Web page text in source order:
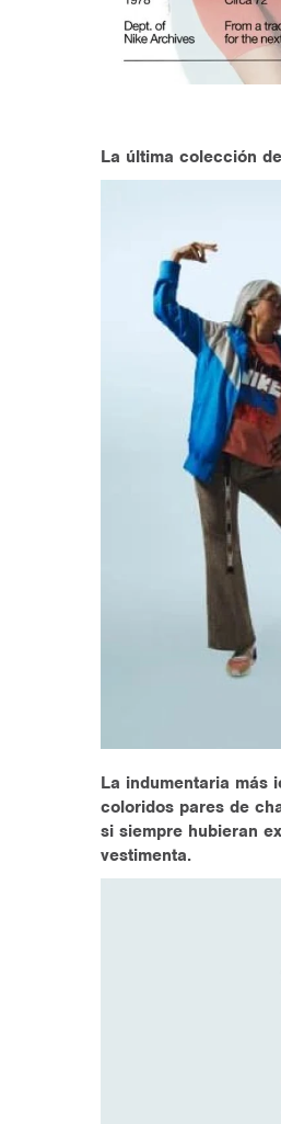
La última colección
La indumentaria más
coloridos pares de
si siempre hubieran
vestimenta.